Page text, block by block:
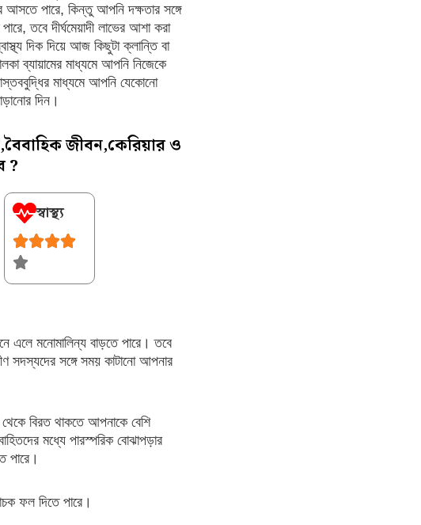
আসতে পারে, কিন্তু আপনি দক্ষতার সঙ্গে
তবে দীর্ঘমেয়াদী লাভের আশা করা
দিক দিয়ে আজ কিছুটা ক্লান্তি বা
ব্যায়ামের মাধ্যমে আপনি নিজেকে
মাধ্যমে আপনি যেকোনো
দিন।
জীবন,কেরিয়ার ও
?
স্বাস্থ্য
এলে মনোমালিন্য বাড়তে পারে। তবে
সদস্যদের সঙ্গে সময় কাটানো আপনার
থেকে বিরত থাকতে আপনাকে বেশি
মধ্যে পারস্পরিক বোঝাপড়ার
পারে।
ফল দিতে পারে।